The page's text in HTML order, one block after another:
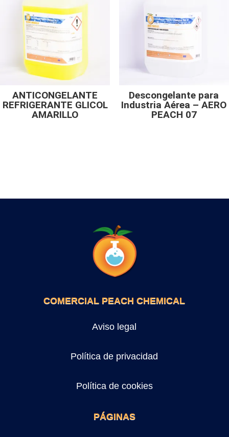
ANTICONGELANTE
REFRIGERANTE GLICOL
AMARILLO
Descongelante para
Industria Aérea – AERO
PEACH 07
COMERCIAL PEACH CHEMICAL
Aviso legal
Política de privacidad
Política de cookies
PÁGINAS